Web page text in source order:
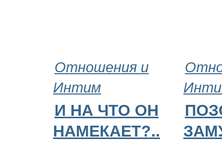
Отношения и
Интим
И НА ЧТО ОН
НАМЕКАЕТ?..